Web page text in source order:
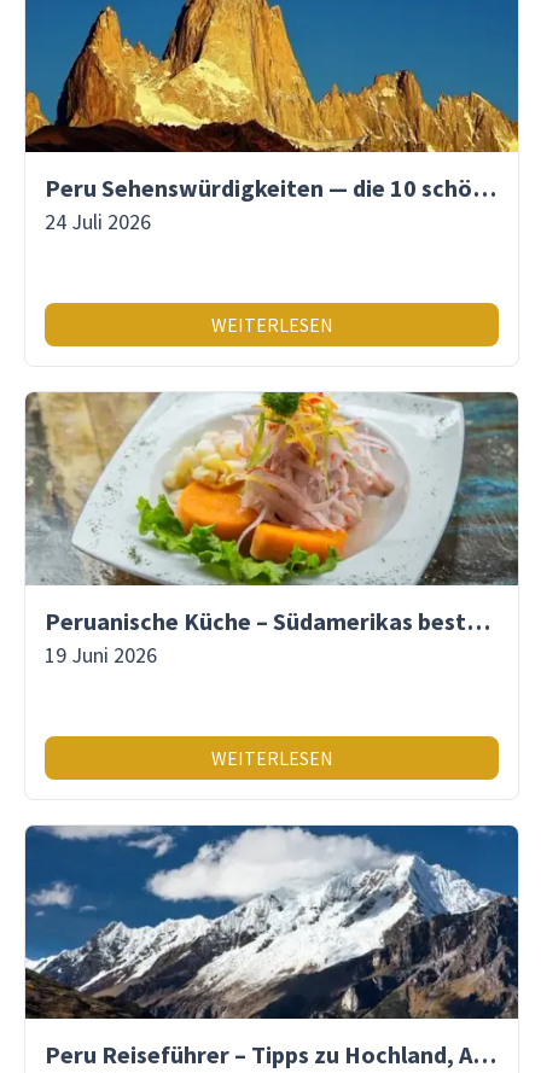
Peru Sehenswürdigkeiten — die 10 schönsten Orte
24 Juli 2026
WEITERLESEN
Peruanische Küche – Südamerikas beste Gastronomie
19 Juni 2026
WEITERLESEN
Peru Reiseführer – Tipps zu Hochland, Amazonas & Inka-Erbe